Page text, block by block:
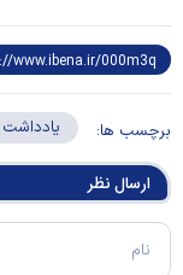
برچسب ها: یادداشت
ارسال‌ نظر